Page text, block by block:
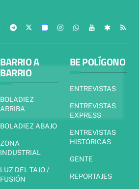
BARRIO A
BARRIO
BOLADIEZ
ARRIBA
BOLADIEZ ABAJO
ZONA
INDUSTRIAL
LUZ DEL TAJO /
FUSIÓN
BE POLÍGONO
ENTREVISTAS
ENTREVISTAS
EXPRESS
ENTREVISTAS
HISTÓRICAS
GENTE
REPORTAJES